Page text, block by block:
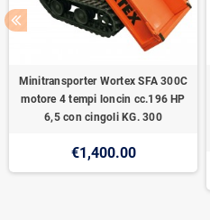
Minitransporter Wortex SFA 300C
motore 4 tempi loncin cc.196 HP
6,5 con cingoli KG. 300
€1,400.00